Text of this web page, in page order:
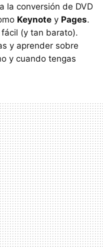
la conversión de DVD
Keynote y Pages.
(y tan barato).
y aprender sobre
y cuando tengas